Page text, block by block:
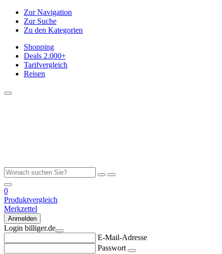
Zur Navigation
Zur Suche
Zu den Kategorien
Shopping
Deals 2.000+
Tarifvergleich
Reisen
0
Produktvergleich
Merkzettel
Anmelden
Login billiger.de
E-Mail-Adresse
Passwort